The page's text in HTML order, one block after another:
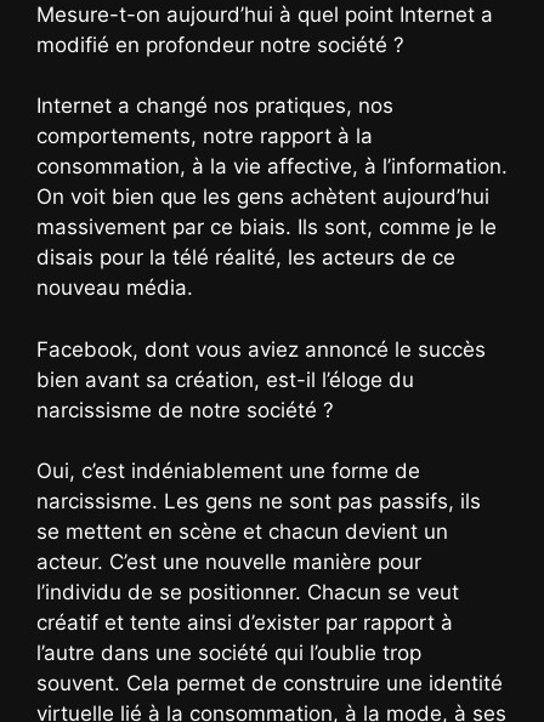
Mesure-t-on aujourd’hui à quel point Internet a
modifié en profondeur notre société ?
Internet a changé nos pratiques, nos
comportements, notre rapport à la
consommation, à la vie affective, à l’information.
On voit bien que les gens achètent aujourd’hui
massivement par ce biais. Ils sont, comme je le
disais pour la télé réalité, les acteurs de ce
nouveau média.
Facebook, dont vous aviez annoncé le succès
bien avant sa création, est-il l’éloge du
narcissisme de notre société ?
Oui, c’est indéniablement une forme de
narcissisme. Les gens ne sont pas passifs, ils
se mettent en scène et chacun devient un
acteur. C’est une nouvelle manière pour
l’individu de se positionner. Chacun se veut
créatif et tente ainsi d’exister par rapport à
l’autre dans une société qui l’oublie trop
souvent. Cela permet de construire une identité
virtuelle lié à la consommation, à la mode, à ses